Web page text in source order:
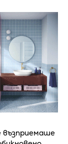
възприемаше